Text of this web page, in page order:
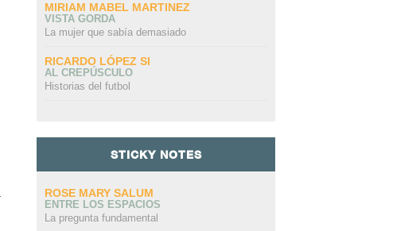
MIRIAM MABEL MARTINEZ
VISTA GORDA
La mujer que sabía demasiado
RICARDO LÓPEZ SI
AL CREPÚSCULO
Historias del futbol
STICKY NOTES
ROSE MARY SALUM
ENTRE LOS ESPACIOS
La pregunta fundamental